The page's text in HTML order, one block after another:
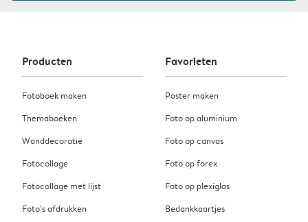
Producten
Fotoboek maken
Themaboeken
Wanddecoratie
Fotocollage
Fotocollage met lijst
Foto’s afdrukken
Favorieten
Poster maken
Foto op aluminium
Foto op canvas
Foto op forex
Foto op plexiglas
Bedankkaartjes